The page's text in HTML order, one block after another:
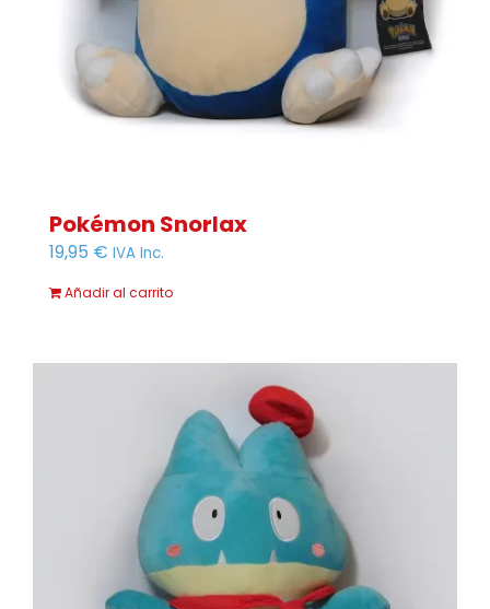
Pokémon Snorlax
19,95 € IVA Inc.
Añadir al carrito